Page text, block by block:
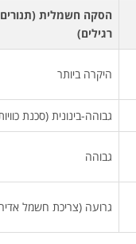
הסקה חשמלית (תנורים
רגילים)
היקרה ביותר
גבוהה-בינונית (סכנת
גבוהה
גרועה (צריכת חשמל